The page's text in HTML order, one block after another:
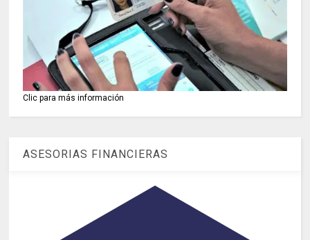
Clic para más información
ASESORIAS FINANCIERAS